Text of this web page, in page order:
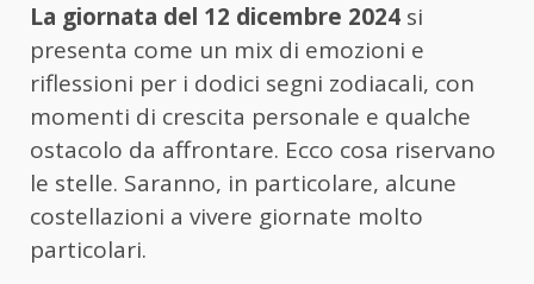
La giornata del 12 dicembre 2024 si
presenta come un mix di emozioni e
riflessioni per i dodici segni zodiacali, con
momenti di crescita personale e qualche
ostacolo da affrontare. Ecco cosa riservano
le stelle. Saranno, in particolare, alcune
costellazioni a vivere giornate molto
particolari.